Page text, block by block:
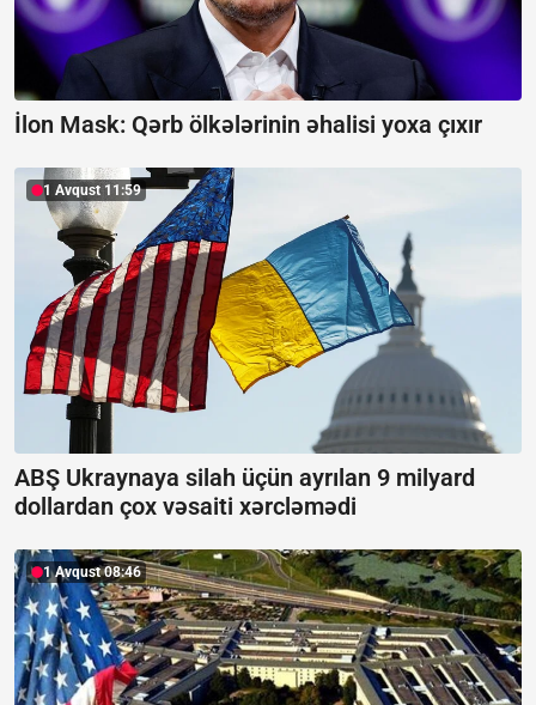
İlon Mask: Qərb ölkələrinin əhalisi yoxa çıxır
1 Avqust 11:59
ABŞ Ukraynaya silah üçün ayrılan 9 milyard
dollardan çox vəsaiti xərcləmədi
1 Avqust 08:46